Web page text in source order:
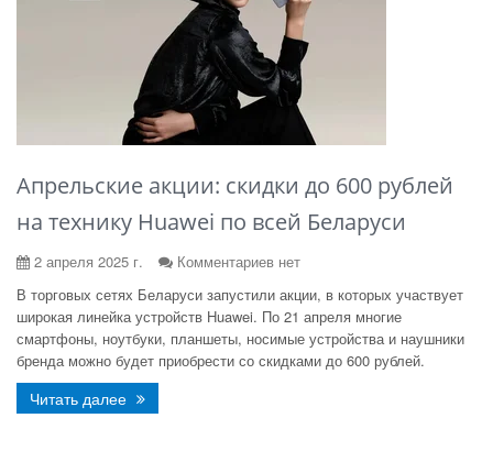
Апрельские акции: скидки до 600 рублей
на технику Huawei по всей Беларуси
2 апреля 2025 г.
Комментариев нет
В торговых сетях Беларуси запустили акции, в которых участвует
широкая линейка устройств Huawei. По 21 апреля многие
смартфоны, ноутбуки, планшеты, носимые устройства и наушники
бренда можно будет приобрести со скидками до 600 рублей.
Читать далее